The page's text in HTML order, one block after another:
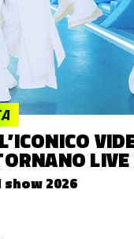
2026